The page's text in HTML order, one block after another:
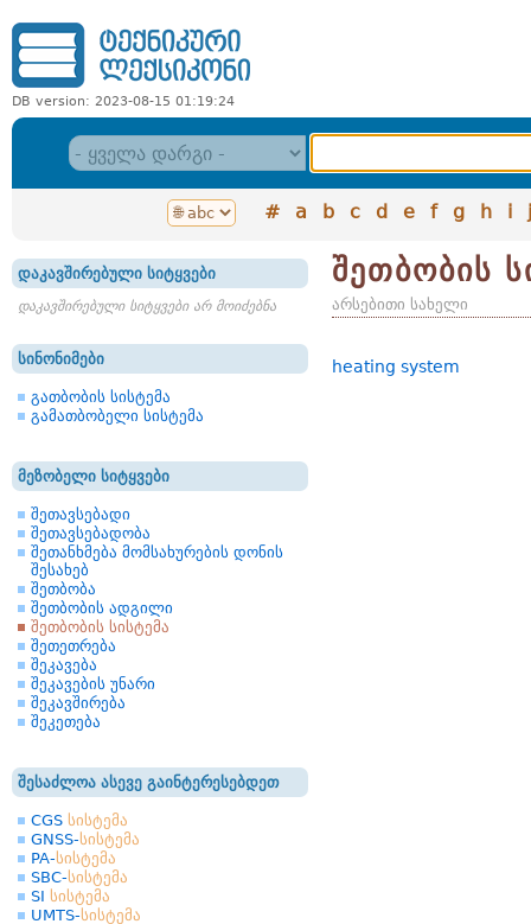
DB version: 2023-08-15 01:19:24
# a b c d e f g h i j
დაკავშირებული სიტყვები
დაკავშირებული სიტყვები არ მოიძებნა
სინონიმები
გათბობის სისტემა
გამათბობელი სისტემა
მეზობელი სიტყვები
შეთავსებადი
შეთავსებადობა
შეთანხმება მომსახურების დონის
შესახებ
შეთბობა
შეთბობის ადგილი
შეთბობის სისტემა
შეთეთრება
შეკავება
შეკავების უნარი
შეკავშირება
შეკეთება
შესაძლოა ასევე გაინტერესებდეთ
CGS სისტემა
GNSS-სისტემა
PA-სისტემა
SBC-სისტემა
SI სისტემა
UMTS-სისტემა
შეთბობის
არსებითი სახელი
heating system